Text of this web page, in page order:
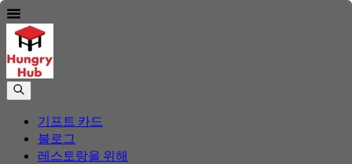
기프트 카드
블로그
레스토랑을 위해